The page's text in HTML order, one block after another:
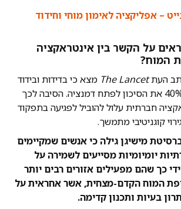
– אפליקציה לאימון מוחי וחידוד
על הקשר בין אינטראקציה
המוח?
העתThe Lancet מצא כי בדידות ובידוד
חברתי מגבירים ב-40% את הסיכון לפתח דמנציה. הסיבה לכך
חברתית עלול להוביל לפגיעה בתפקוד
קוגניטיבי מתמשך.
מישיגן גילה כי אנשים שמקיימים
יומיומיות מסייעים לשמירה על
כך שהם מפעילים אזורים רבים יותר
המוח הקדם-מצחית, אשר אחראית על
בעיות ותכנון קדימה.